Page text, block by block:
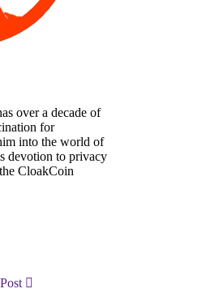
over a decade of
for
into the world of
devotion to privacy
CloakCoin